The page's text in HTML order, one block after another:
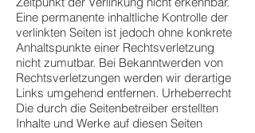
Eine permanente inhaltliche Kontrolle der
verlinkten Seiten ist jedoch ohne konkrete
Anhaltspunkte einer Rechtsverletzung
nicht zumutbar. Bei Bekanntwerden von
Rechtsverletzungen werden wir derartige
Links umgehend entfernen. Urheberrecht
Die durch die Seitenbetreiber erstellten
Inhalte und Werke auf diesen Seiten